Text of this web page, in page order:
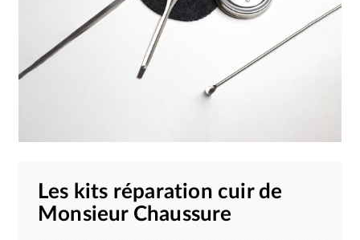
Les kits réparation cuir de
Monsieur Chaussure